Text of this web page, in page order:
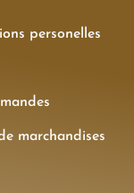
personelles
marchandises